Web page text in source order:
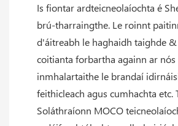
Is fiontar ardteicneolaíochta é
brú-tharraingthe. Le roinnt
d'áitreabh le haghaidh taighde
coitianta forbartha againn ar
inmhalartaithe le brandaí
feithicleach agus cumhachta
Soláthraíonn MOCO